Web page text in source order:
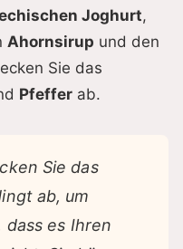
Joghurt,
Ahornsirup und den
Sie das
Pfeffer ab.
Sie das
ab, um
es Ihren